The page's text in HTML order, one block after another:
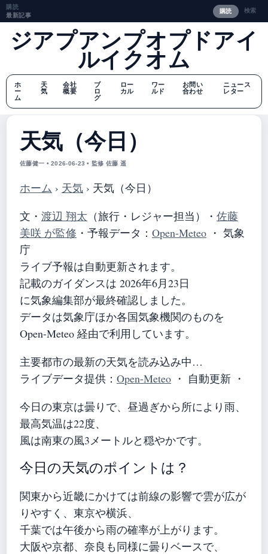
購読
最新記事
購読 検索
ジアプアンプオプドアイ
ルイクオム
ホ
ー
ム
天
気
会社
概要
ブ
ロ
グ
ロー
カル
ワー
ルド
お問い
合わせ
ニュース
レター
天気（今日）
佐藤健一 • 2026-06-23 • 監修 佐藤 遥
ホーム › 天気 › 天気（今日）
文・ 渡辺 翔太 （旅行・レジャー担当） ・ 佐藤
美咲 が監修 ・ 予報データ： Open-Meteo ・ 気象
庁
ライブ予報は自動更新されます。
記載のガイダンスは 2026年6月23日
に気象編集部が最終確認しました。
データは気象庁ほか各国気象機関のものを
Open-Meteo 経由で利用しています。
主要都市の最新の天気を読み込み中…
ライブデータ提供： Open-Meteo ・ 自動更新 ・
今日の東京は曇りで、昼過ぎから所により雨、
最高気温は22度、
風は南東の風3メートルと穏やかです。
今日の天気のポイントは？
関東から近畿にかけては前線の影響で雲が広が
りやすく、東京や横浜、
千葉では午後から雨の確率が上がります。
大阪や京都、奈良も同様に曇りベースで、